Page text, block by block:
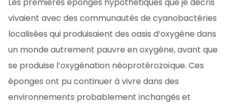
vivaient avec des communautés de cyanobactéries
localisées qui produisaient des oasis d’oxygène dans
un monde autrement pauvre en oxygène, avant que
se produise l’oxygénation néoprotérozoïque. Ces
éponges ont pu continuer à vivre dans des
environnements probablement inchangés et